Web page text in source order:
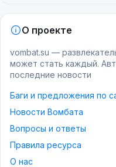
О проекте
vombat.su —
может стать каждый.
последние новости
Баги и предложения по
Новости Вомбата
Вопросы и ответы
Правила ресурса
О нас